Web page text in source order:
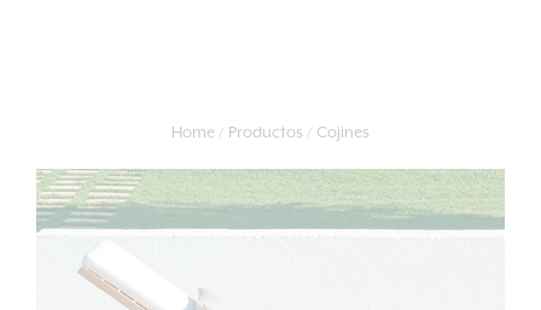
Home Productos Cojines